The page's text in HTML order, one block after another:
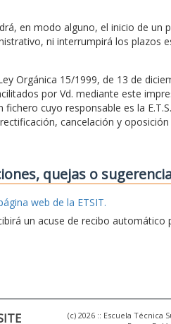
en modo alguno, el inicio de un
ni interrumpirá los plazos
Orgánica 15/1999, de 13 de
por Vd. mediante este
cuyo responsable es la
cancelación y
quejas o
web de la ETSIT.
un acuse de recibo
(c) 2026 :: Escuela